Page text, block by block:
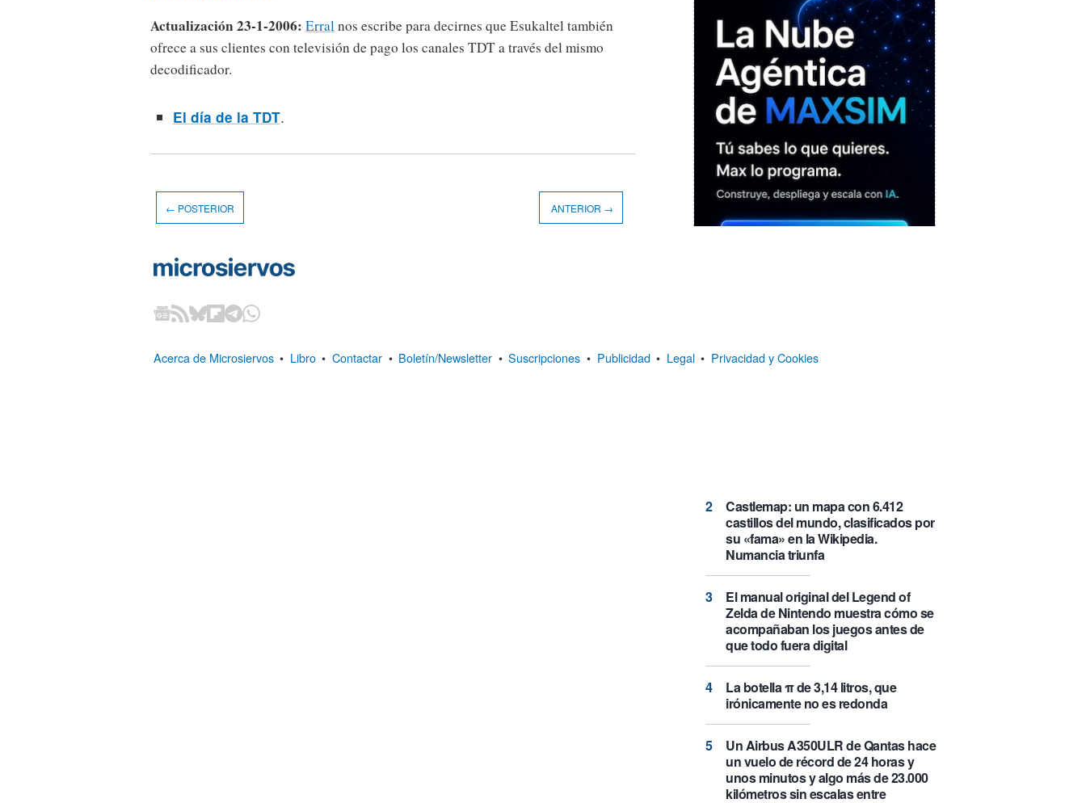
Actualización 23-1-2006: Erralnos escribe para decirnes que Esukaltel también
ofrece a sus clientes con televisión de pago los canales TDT a través del mismo
decodificador.
El día de la TDT.
Castlemap: un mapa con 6.412
castillos del mundo, clasificados por
su «fama» en la Wikipedia.
Numancia triunfa
El manual original del Legend of
Zelda de Nintendo muestra cómo se
acompañaban los juegos antes de
que todo fuera digital
La botella π de 3,14 litros, que
irónicamente no es redonda
Un Airbus A350ULR de Qantas hace
un vuelo de récord de 24 horas y
unos minutos y algo más de 23.000
kilómetros sin escalas entre
← POSTERIOR ANTERIOR →
Acerca de Microsiervos • Libro • Contactar • Boletín/Newsletter • Suscripciones • Publicidad • Legal • Privacidad y Cookies